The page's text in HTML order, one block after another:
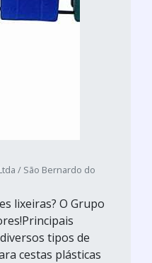
/ São Bernardo do
lixeiras? O Grupo
tipos de
cestas plásticas